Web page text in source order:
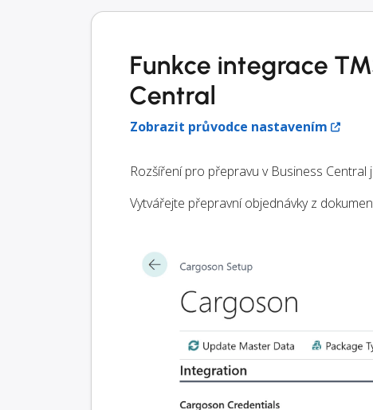
Funkce integrace
Central
Zobrazit průvodce nastavením
Rozšíření pro přepravu v Business
Vytvářejte přepravní objednávky z